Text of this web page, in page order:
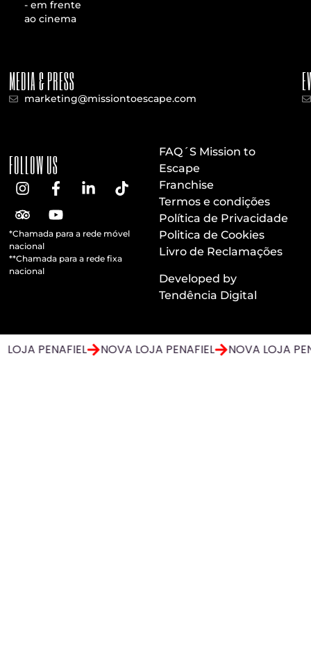
- em frente
ao cinema
MEDIA & PRESS
marketing@missiontoescape.com
FOLLOW US
*Chamada para a rede móvel
nacional
**Chamada para a rede fixa
nacional
FAQ´S Mission to
Escape
Franchise
Termos e condições
Política de Privacidade
Politica de Cookies
Livro de Reclamações
Developed by
Tendência Digital
LOJA PENAFIEL NOVA LOJA PENAFIEL NOVA LOJA